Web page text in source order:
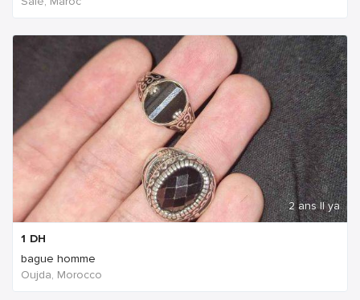
2 ans Il ya
1 DH
bague homme
Oujda, Morocco